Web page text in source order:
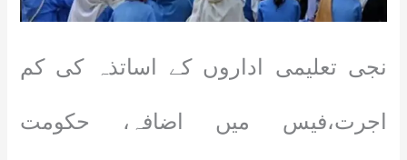
نجی تعلیمی اداروں کے اساتذہ کی کم
اجرت،فیس میں اضافہ، حکومت